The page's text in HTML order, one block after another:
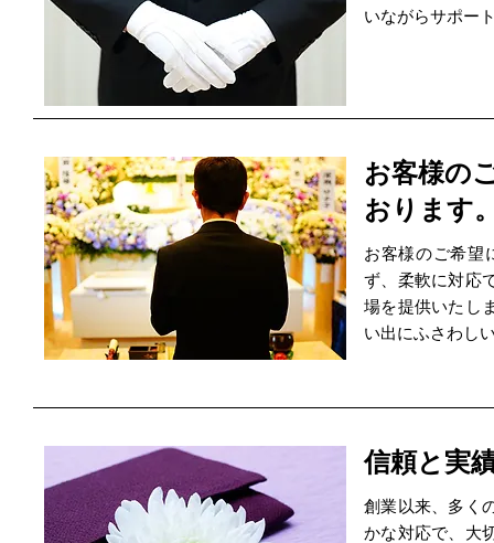
いながらサポー
お客様の
おります
お客様のご希望
ず、柔軟に対応
場を提供いたし
い出にふさわし
信頼と実
創業以来、多く
かな対応で、大